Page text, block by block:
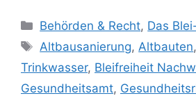
Kategorien
Behörden & Recht, Das
Schlagwörter
Altbausanierung,Altbauten,
Trinkwasser, Bleifreiheit
Gesundheitsamt,